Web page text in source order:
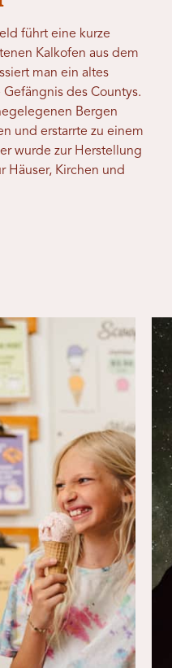
führt eine kurze
Kalkofen aus dem
man ein altes
Gefängnis des Countys.
Bergen
und erstarrte zu einem
wurde zur Herstellung
Häuser, Kirchen und